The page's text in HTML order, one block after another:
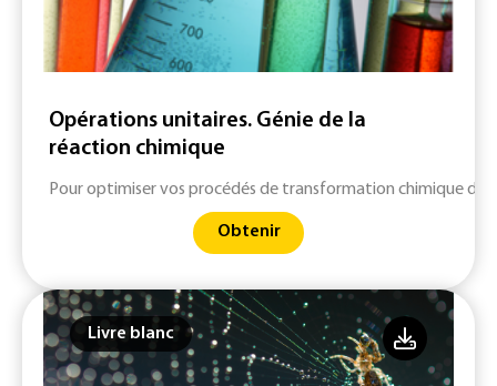
Opérations unitaires. Génie de la
réaction chimique
Pour optimiser vos procédés de transformation chimique
Obtenir
Livre blanc